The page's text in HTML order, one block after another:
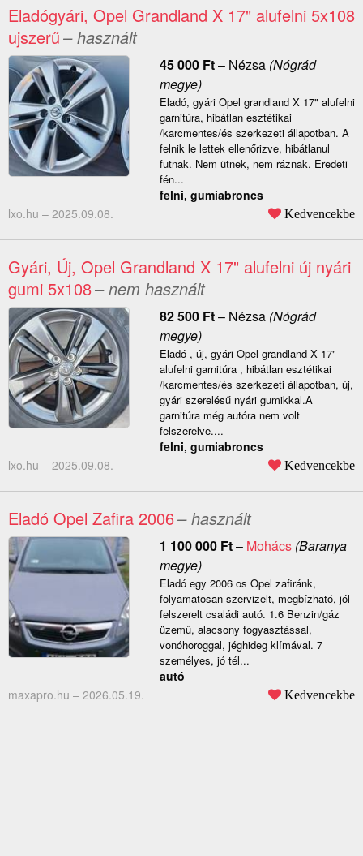
Eladógyári, Opel Grandland X 17" alufelni 5x108
ujszerű– használt
45 000 Ft– Nézsa(Nógrád
megye)
Eladó, gyári Opel grandland X 17" alufelni
garnitúra, hibátlan esztétikai
/karcmentes/és szerkezeti állapotban. A
felnik le lettek ellenőrizve, hibátlanul
futnak. Nem ütnek, nem ráznak. Eredeti
fén...
felni, gumiabroncs
lxo.hu – 2025.09.08. Kedvencekbe
Gyári, Új, Opel Grandland X 17" alufelni új nyári
gumi 5x108– nem használt
82 500 Ft– Nézsa(Nógrád
megye)
Eladó , új, gyári Opel grandland X 17"
alufelni garnitúra , hibátlan esztétikai
/karcmentes/és szerkezeti állapotban, új,
gyári szerelésű nyári gumikkal.A
garnitúra még autóra nem volt
felszerelve....
felni, gumiabroncs
lxo.hu – 2025.09.08. Kedvencekbe
Eladó Opel Zafira 2006– használt
1 100 000 Ft– Mohács(Baranya
megye)
Eladó egy 2006 os Opel zafiránk,
folyamatosan szervizelt, megbízható, jól
felszerelt családi autó. 1.6 Benzin/gáz
üzemű, alacsony fogyasztással,
vonóhoroggal, jéghideg klímával. 7
személyes, jó tél...
autó
maxapro.hu – 2026.05.19. Kedvencekbe